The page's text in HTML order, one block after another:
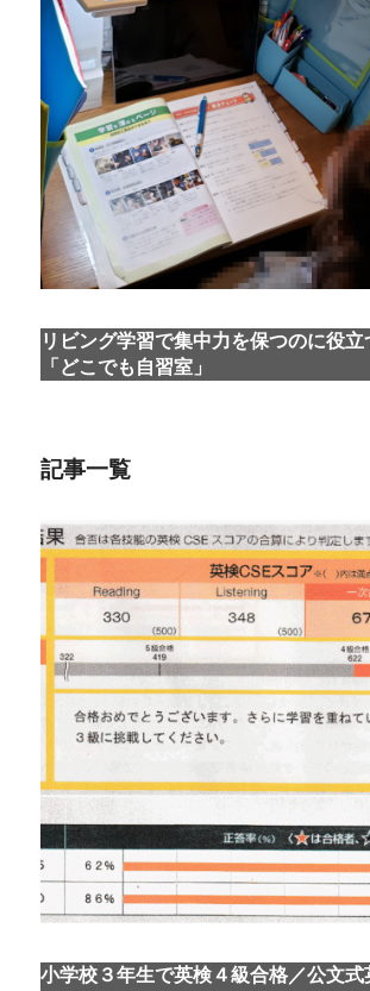
リビング学習で集中力を保つのに役立
「どこでも自習室」
記事一覧
小学校３年生で英検４級合格／公文式